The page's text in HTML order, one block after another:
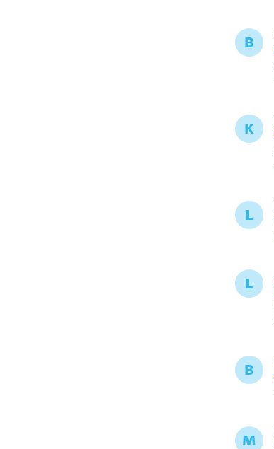
B
K
L
L
B
M